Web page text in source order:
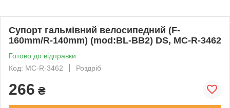
Супорт гальмівний велосипедний (F-
160mm/R-140mm) (mod:BL-BB2) DS, MC-R-3462
Готово до відправки
Код: MC-R-3462
Роздріб
266 ₴